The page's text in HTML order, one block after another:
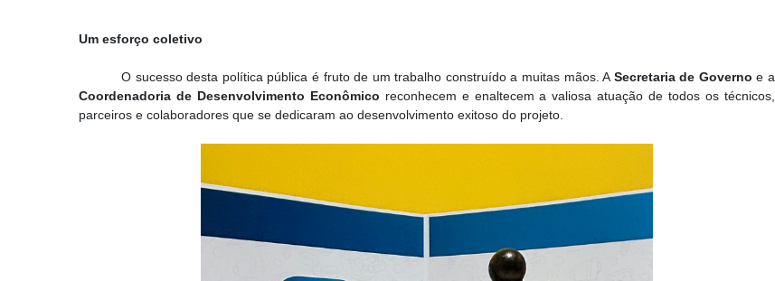
Um esforço coletivo
O sucesso desta política pública é fruto de um trabalho construído a muitas mãos. A Secretaria de Governo e a
Coordenadoria de Desenvolvimento Econômico reconhecem e enaltecem a valiosa atuação de todos os técnicos,
parceiros e colaboradores que se dedicaram ao desenvolvimento exitoso do projeto.